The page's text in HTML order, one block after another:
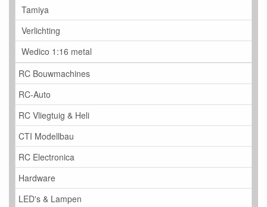
Tamiya
Verlichting
Wedico 1:16 metal
RC Bouwmachines
RC-Auto
RC Vliegtuig & Heli
CTI Modellbau
RC Electronica
Hardware
LED's & Lampen